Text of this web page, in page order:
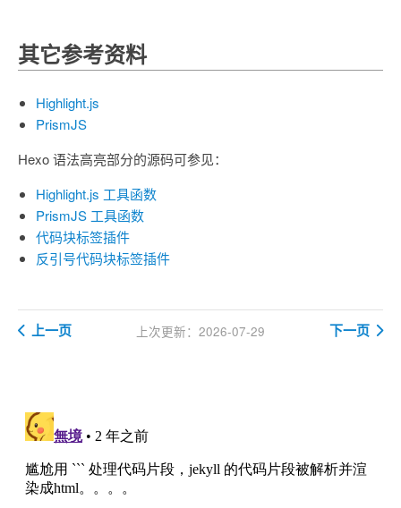
其它参考资料
Highlight.js
PrismJS
Hexo 语法高亮部分的源码可参见：
Highlight.js 工具函数
PrismJS 工具函数
代码块标签插件
反引号代码块标签插件
上次更新：2026-07-29
上一页 下一页